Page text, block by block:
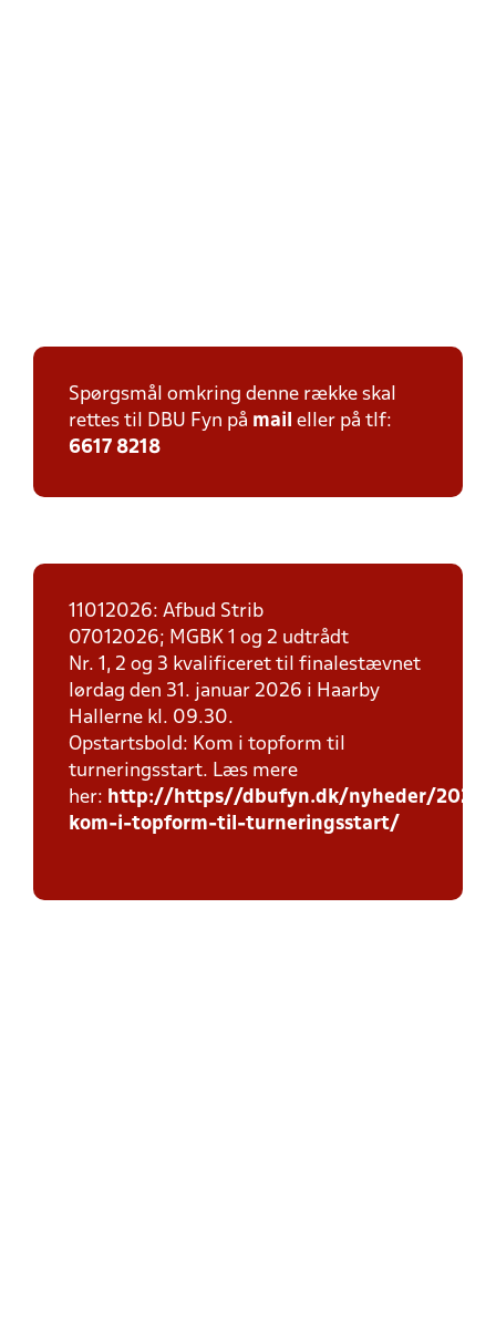
Spørgsmål omkring denne række skal
rettes til DBU Fyn på mail eller på tlf:
6617 8218
11012026: Afbud Strib
07012026; MGBK 1 og 2 udtrådt
Nr. 1, 2 og 3 kvalificeret til finalestævnet
lørdag den 31. januar 2026 i Haarby
Hallerne kl. 09.30.
Opstartsbold: Kom i topform til
turneringsstart. Læs mere
her: http://https//dbufyn.dk/nyheder/2026/
kom-i-topform-til-turneringsstart/